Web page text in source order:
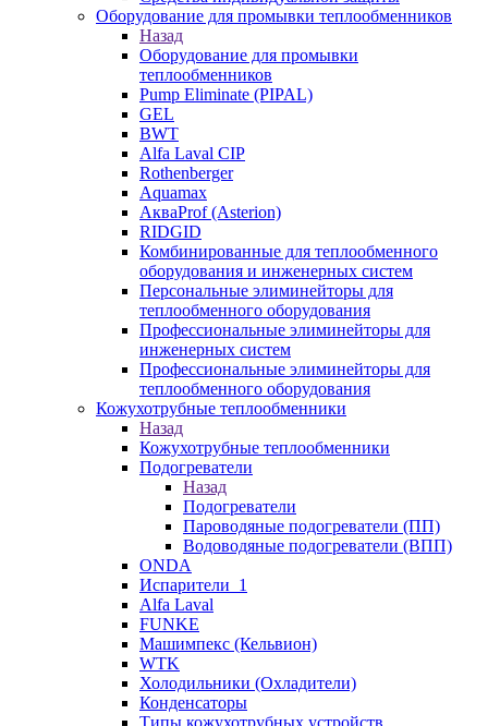
Оборудование для промывки теплообменников
Назад
Оборудование для промывки
теплообменников
Pump Eliminate (PIPAL)
GEL
BWT
Alfa Laval CIP
Rothenberger
Aquamax
АкваProf (Asterion)
RIDGID
Комбинированные для теплообменного
оборудования и инженерных систем
Персональные элиминейторы для
теплообменного оборудования
Профессиональные элиминейторы для
инженерных систем
Профессиональные элиминейторы для
теплообменного оборудования
Кожухотрубные теплообменники
Назад
Кожухотрубные теплообменники
Подогреватели
Назад
Подогреватели
Пароводяные подогреватели (ПП)
Водоводяные подогреватели (ВПП)
ONDA
Испарители_1
Alfa Laval
FUNKE
Машимпекс (Кельвион)
WTK
Холодильники (Охладители)
Конденсаторы
Типы кожухотрубных устройств